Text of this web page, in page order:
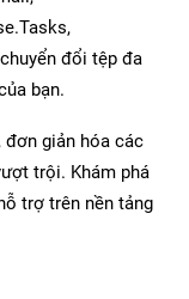
đổi tệp đa
bạn.
giản hóa các
trội. Khám phá
trợ trên nền tảng